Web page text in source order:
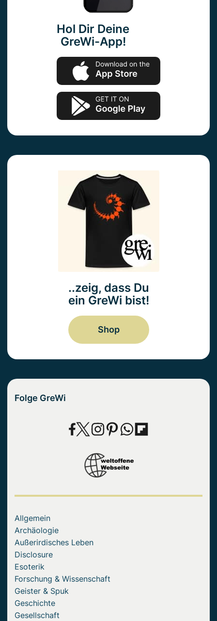
Hol Dir Deine
GreWi-App!
..zeig, dass Du
ein GreWi bist!
Shop
Folge GreWi
Allgemein
Archäologie
Außerirdisches Leben
Disclosure
Esoterik
Forschung & Wissenschaft
Geister & Spuk
Geschichte
Gesellschaft